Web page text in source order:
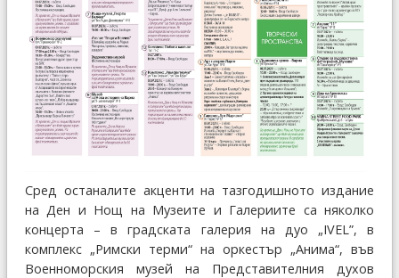
Сред останалите акценти на тазгодишното издание
на Ден и Нощ на Музеите и Галериите са няколко
концерта – в градската галерия на дуо „IVEL”, в
комплекс „Римски терми“ на оркестър „Анима“, във
Военноморския музей на Представителния духов